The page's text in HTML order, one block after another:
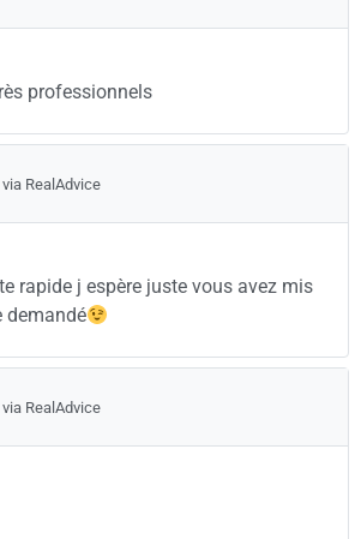
professionnels
via RealAdvice
rapide j espère juste vous avez mis
demandé
via RealAdvice